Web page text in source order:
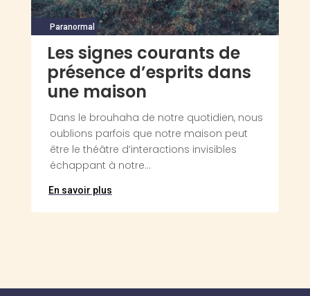
Paranormal
Les signes courants de
présence d’esprits dans
une maison
Dans le brouhaha de notre quotidien, nous
oublions parfois que notre maison peut
être le théâtre d’interactions invisibles
échappant à notre...
En savoir plus